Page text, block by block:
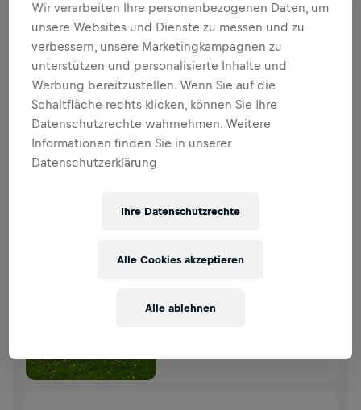
SPENDENÜBERSICHT
$ 0,00 GESAMMELT VON $ 0,00 ZIEL
SPENDENAKTION SPENDEN
Deine Spende macht den Unterschied! 100 % davon
fließen in die Rückenmarksforschung.
05. Mai 2024
Wir verarbeiten Ihre personenbezogenen Daten, um
unsere Websites und Dienste zu messen und zu
verbessern, unsere Marketingkampagnen zu
unterstützen und personalisierte Inhalte und
Werbung bereitzustellen. Wenn Sie auf die
Schaltfläche rechts klicken, können Sie Ihre
Datenschutzrechte wahrnehmen. Weitere
Informationen finden Sie in unserer
Datenschutzerklärung
Ihre Datenschutzrechte
Alle ablehnen
Alle Cookies akzeptieren